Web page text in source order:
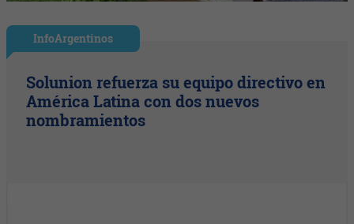
InfoArgentinos
Solunion refuerza su equipo directivo en
América Latina con dos nuevos
nombramientos